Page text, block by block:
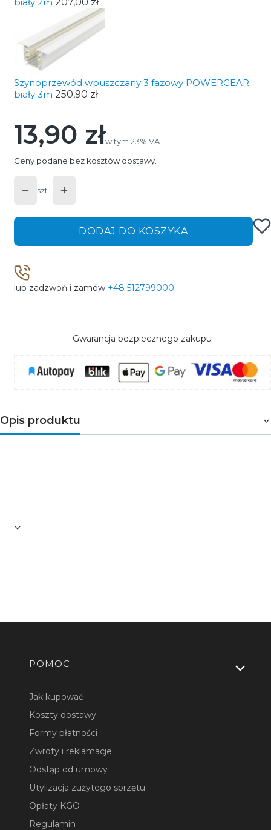
biały 2m 207,00 zł
Szynoprzewód wpuszczany 3 fazowy POWERGEAR
biały 3m 250,90 zł
Cena
13,90 złw tym 23% VAT
w tym 23% VAT
Ceny podane bez kosztów dostawy.
szt.
DODAJ DO KOSZYKA
lub zadzwoń i zamów +48 512799000
Gwarancja bezpiecznego zakupu
Opis produktu
Linki w stopce
POMOC
Jak kupować
Koszty dostawy
Formy płatności
Zwroty i reklamacje
Odstąp od umowy
Utylizacja zużytego sprzętu
Opłaty KGO
Regulamin